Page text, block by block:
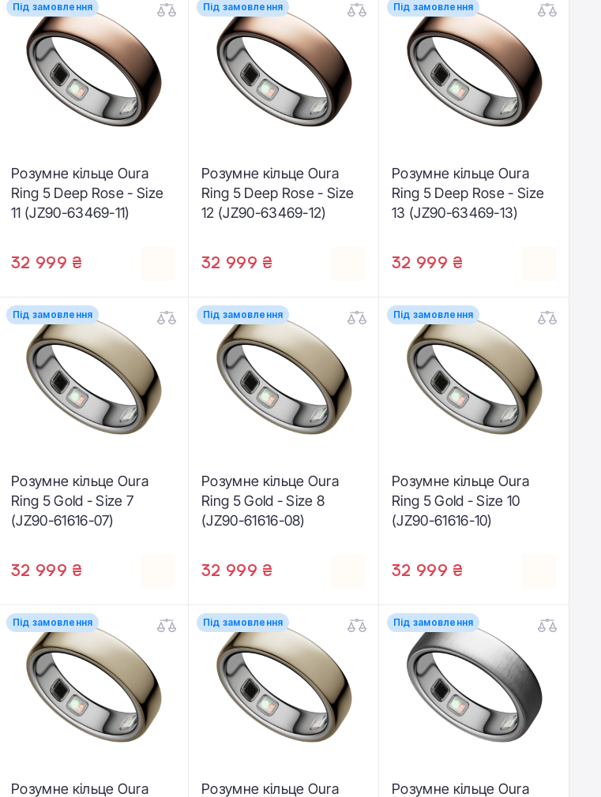
Під замовлення
Розумне кільце Oura
Ring 5 Deep Rose - Size
11 (JZ90-63469-11)
32 999 ₴
Під замовлення
Розумне кільце Oura
Ring 5 Deep Rose - Size
12 (JZ90-63469-12)
32 999 ₴
Під замовлення
Розумне кільце Oura
Ring 5 Deep Rose - Size
13 (JZ90-63469-13)
32 999 ₴
Під замовлення
Розумне кільце Oura
Ring 5 Gold - Size 7
(JZ90-61616-07)
32 999 ₴
Під замовлення
Розумне кільце Oura
Ring 5 Gold - Size 8
(JZ90-61616-08)
32 999 ₴
Під замовлення
Розумне кільце Oura
Ring 5 Gold - Size 10
(JZ90-61616-10)
32 999 ₴
Під замовлення
Розумне кільце Oura
Під замовлення
Розумне кільце Oura
Під замовлення
Розумне кільце Oura